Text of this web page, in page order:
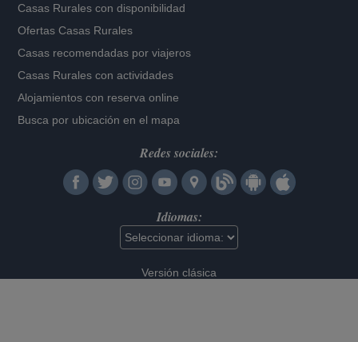
Casas Rurales con disponibilidad
Ofertas Casas Rurales
Casas recomendadas por viajeros
Casas Rurales con actividades
Alojamientos con reserva online
Busca por ubicación en el mapa
Redes sociales:
Idiomas:
Versión clásica